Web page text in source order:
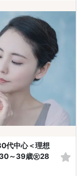
代中心＜理想
～39歳㊛28